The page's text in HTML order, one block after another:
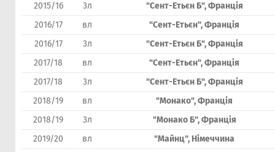
2015/16
3л
"Сент-Етьєн Б", Франція
2016/17
вл
"Сент-Етьєн", Франція
2016/17
3л
"Сент-Етьєн Б", Франція
2017/18
вл
"Сент-Етьєн", Франція
2017/18
3л
"Сент-Етьєн Б", Франція
2018/19
вл
"Монако", Франція
2018/19
3л
"Монако Б", Франція
2019/20
вл
"Майнц", Німеччина